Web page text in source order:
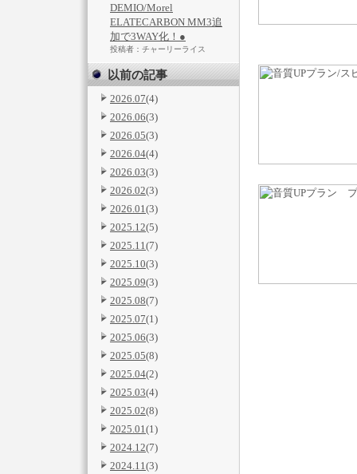
DEMIO/Morel
ELATECARBON MM3追
加で3WAY化！●
投稿者：チャーリーライス
以前の記事
2026.07(4)
2026.06(3)
2026.05(3)
2026.04(4)
2026.03(3)
2026.02(3)
2026.01(3)
2025.12(5)
2025.11(7)
2025.10(3)
2025.09(3)
2025.08(7)
2025.07(1)
2025.06(3)
2025.05(8)
2025.04(2)
2025.03(4)
2025.02(8)
2025.01(1)
2024.12(7)
2024.11(3)